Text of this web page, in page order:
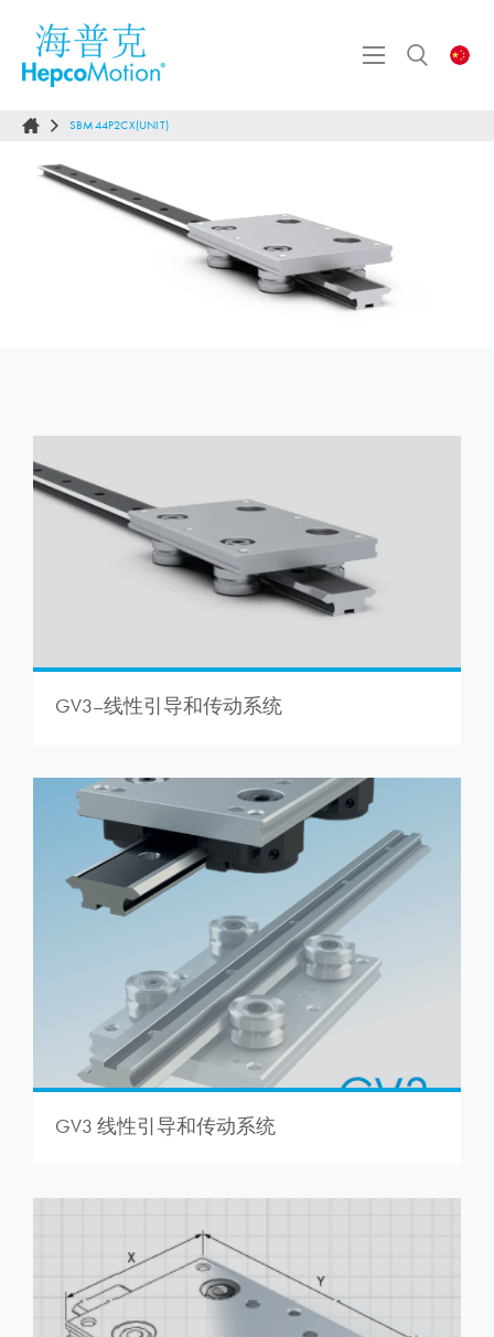
SBM44P2CX(UNIT)
GV3–线性引导和传动系统
GV3 线性引导和传动系统